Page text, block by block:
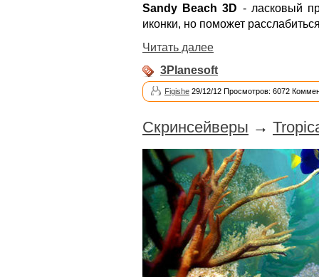
Sandy Beach 3D - ласковый
иконки, но поможет
Читать далее
3Planesoft
Figishe 29/12/12 Просмотров: 6072
Скринсейверы →